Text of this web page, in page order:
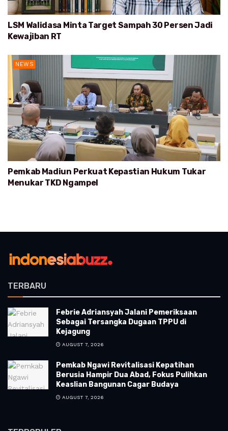
LSM Walidasa Minta Target Sampah 30 Persen Jadi
Kewajiban RT
NEWS
Pemkab Madiun Perkuat Kepastian Hukum Tukar
Menukar TKD Ngampel
TERBARU
Febrie Adriansyah Jalani Pemeriksaan
Sebagai Tersangka Dugaan TPPU di
Kejagung
AUGUST 7, 2026
Pemkab Ngawi Revitalisasi Kepatihan
Berusia Hampir Dua Abad, Fokus Pulihkan
Keaslian Bangunan Cagar Budaya
AUGUST 7, 2026